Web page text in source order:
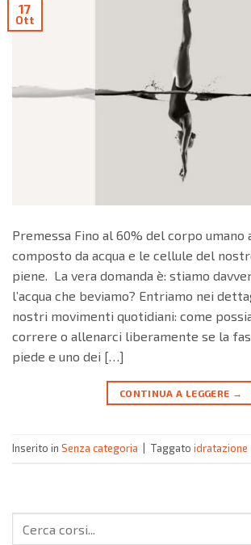
17
Ott
Premessa Fino al 60% del corpo umano
composto da acqua e le cellule del
piene. La vera domanda è: stiamo
l’acqua che beviamo? Entriamo nei
nostri movimenti quotidiani: come
correre o allenarci liberamente se la
piede e uno dei […]
CONTINUA A LEGGERE →
Inserito in Senza categoria Taggato idratazione